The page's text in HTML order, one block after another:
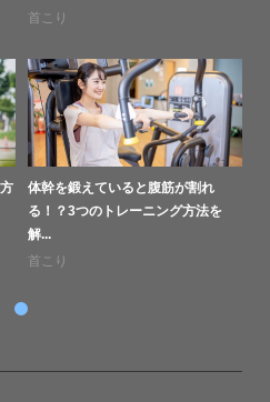
首こり
体幹を鍛えていると腹筋が割れ
る！？3つのトレーニング方法を
解...
首こり